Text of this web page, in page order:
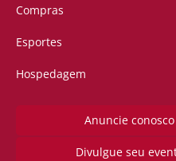
Compras
Esportes
Hospedagem
Anuncie conosco
Divulgue seu